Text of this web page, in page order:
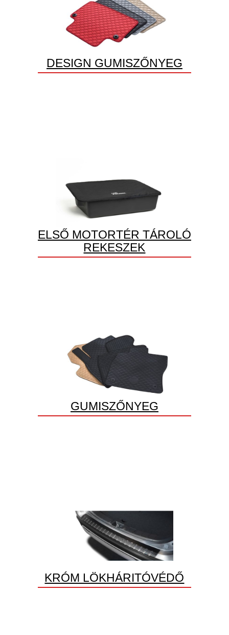
DESIGN GUMISZŐNYEG
ELSŐ MOTORTÉR TÁROLÓ
REKESZEK
GUMISZŐNYEG
KRÓM LÖKHÁRITÓVÉDŐ